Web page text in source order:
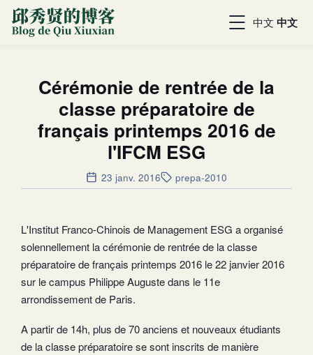
中文 中文
Cérémonie de rentrée de la
classe préparatoire de
français printemps 2016 de
l'IFCM ESG
23 janv. 2016 prepa-2010
L'Institut Franco-Chinois de Management ESG a organisé
solennellement la cérémonie de rentrée de la classe
préparatoire de français printemps 2016 le 22 janvier 2016
sur le campus Philippe Auguste dans le 11e
arrondissement de Paris.
A partir de 14h, plus de 70 anciens et nouveaux étudiants
de la classe préparatoire se sont inscrits de manière